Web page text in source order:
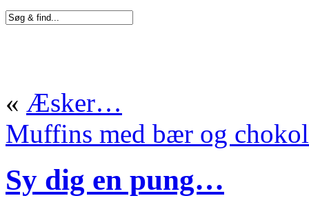
« Æsker…
Muffins med bær og
Sy dig en pung…